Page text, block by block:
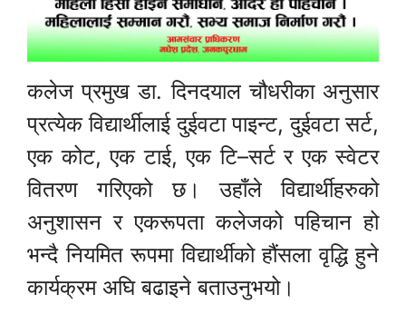
कलेज प्रमुख डा. दिनदयाल चौधरीका अनुसार
प्रत्येक विद्यार्थीलाई दुईवटा पाइन्ट, दुईवटा सर्ट,
एक कोट, एक टाई, एक टि–सर्ट र एक स्वेटर
वितरण गरिएको छ। उहाँले विद्यार्थीहरुको
अनुशासन र एकरूपता कलेजको पहिचान हो
भन्दै नियमित रूपमा विद्यार्थीको हौंसला वृद्धि हुने
कार्यक्रम अघि बढाइने बताउनुभयो।